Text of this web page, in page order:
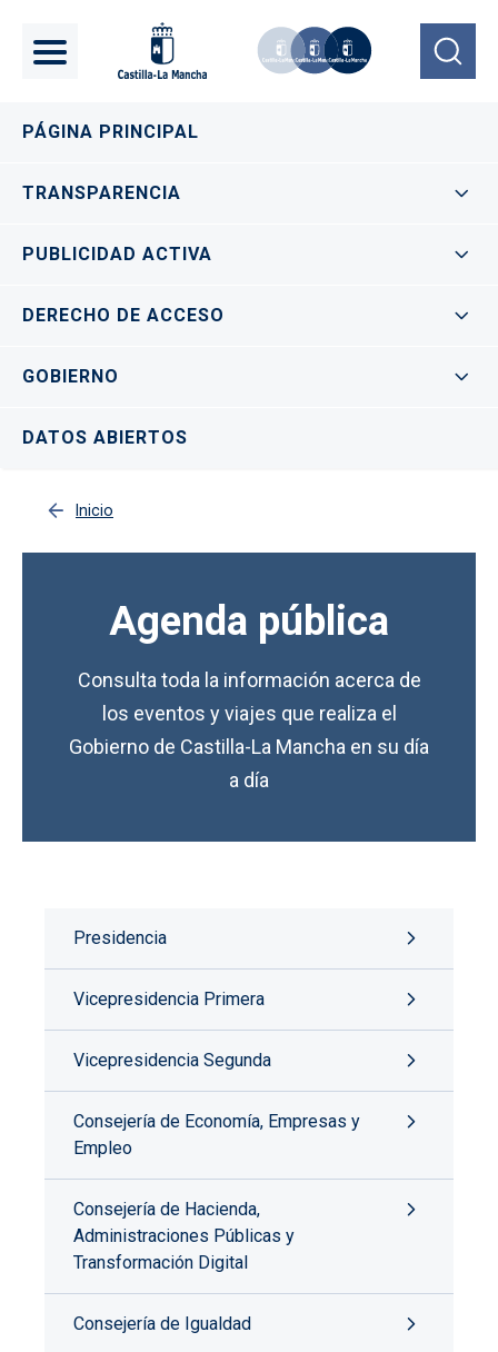
Navegación principal
PÁGINA PRINCIPAL
TRANSPARENCIA
PUBLICIDAD ACTIVA
DERECHO DE ACCESO
GOBIERNO
DATOS ABIERTOS
Inicio
Agenda pública
Consulta toda la información acerca de
los eventos y viajes que realiza el
Gobierno de Castilla-La Mancha en su día
a día
Presidencia
Vicepresidencia Primera
Vicepresidencia Segunda
Consejería de Economía, Empresas y
Empleo
Consejería de Hacienda,
Administraciones Públicas y
Transformación Digital
Consejería de Igualdad